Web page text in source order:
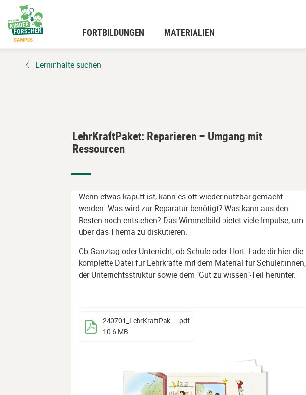
Hauptinhalt
wechseln
FORTBILDUNGEN MATERIALIEN
Lerninhalte suchen
LehrKraftPaket: Reparieren – Umgang mit
Ressourcen
Wenn etwas kaputt ist, kann es oft wieder nutzbar gemacht
werden. Was wird zur Reparatur benötigt? Was kann aus den
Resten noch entstehen? Das Wimmelbild bietet viele Impulse, um
über das Thema zu diskutieren.
Ob Ganztag oder Unterricht, ob Schule oder Hort. Lade dir hier die
komplette Datei für Lehrkräfte mit dem Material für Schüler:innen,
der Unterrichtsstruktur sowie dem "Gut zu wissen"-Teil herunter.
240701_LehrKraftPaket_Reparieren_RZ (1) .pdf
10.6 MB